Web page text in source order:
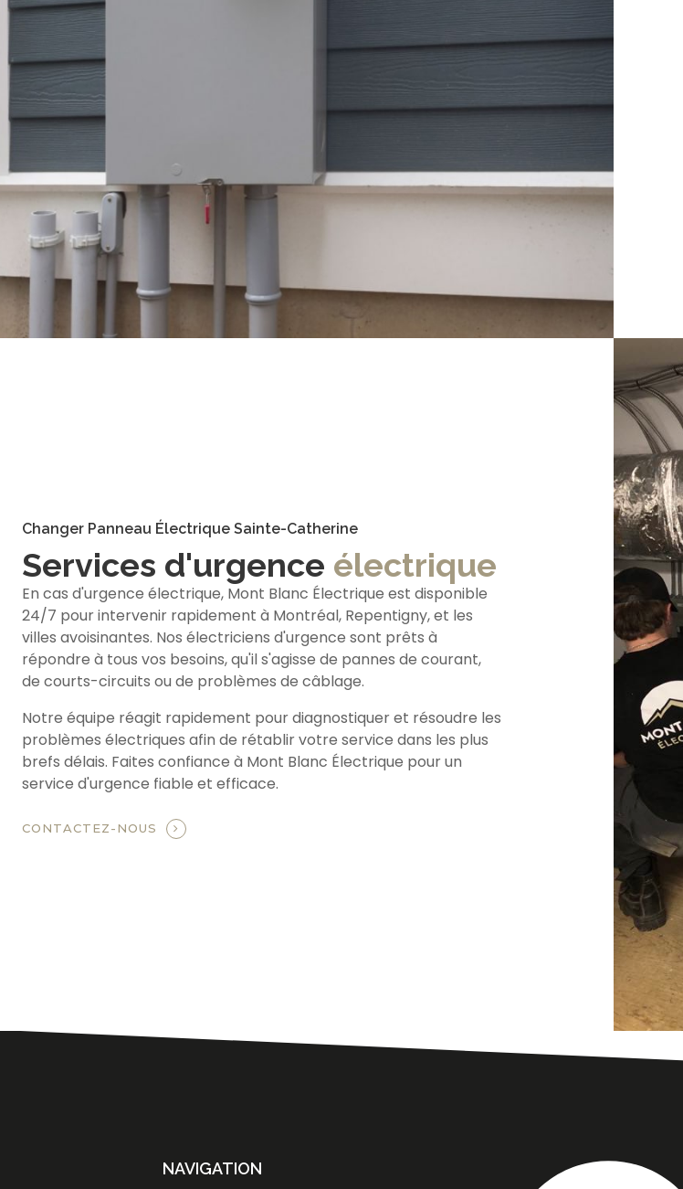
Changer Panneau Électrique Sainte-Catherine
Services d'urgence électrique
En cas d'urgence électrique, Mont Blanc Électrique est disponible
24/7 pour intervenir rapidement à Montréal, Repentigny, et les
villes avoisinantes. Nos électriciens d'urgence sont prêts à
répondre à tous vos besoins, qu'il s'agisse de pannes de courant,
de courts-circuits ou de problèmes de câblage.
Notre équipe réagit rapidement pour diagnostiquer et résoudre les
problèmes électriques afin de rétablir votre service dans les plus
brefs délais. Faites confiance à Mont Blanc Électrique pour un
service d'urgence fiable et efficace.
CONTACTEZ-NOUS
NAVIGATION